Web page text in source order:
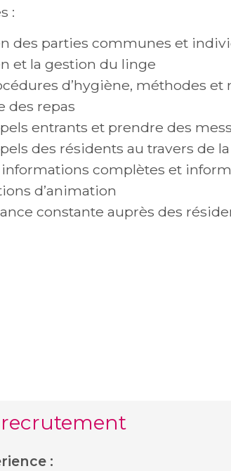
:
des parties communes et
et la gestion du linge
d’hygiène, méthodes
des repas
entrants et prendre des
des résidents au travers de
informations complètes et
d’animation
constante auprès des
recrutement
: